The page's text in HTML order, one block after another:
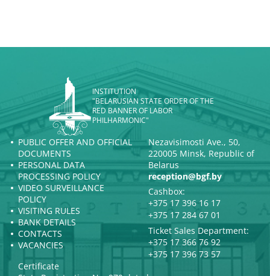
INSTITUTION
"BELARUSIAN STATE ORDER OF THE
RED BANNER OF LABOR
PHILHARMONIC"
PUBLIC OFFER AND OFFICIAL
DOCUMENTS
PERSONAL DATA
PROCESSING POLICY
VIDEO SURVEILLANCE
POLICY
VISITING RULES
BANK DETAILS
CONTACTS
VACANCIES
Nezavisimosti Ave., 50,
220005 Minsk, Republic of
Belarus
reception@bgf.by
Cashbox:
+375 17 396 16 17
+375 17 284 67 01
Ticket Sales Department:
+375 17 366 76 92
+375 17 396 73 57
Certificate